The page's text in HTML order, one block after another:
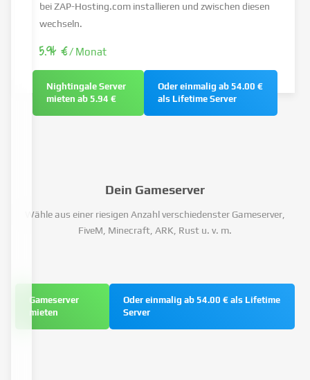
bei ZAP-Hosting.com installieren und zwischen diesen
wechseln.
5.94 €/ Monat
Nightingale Server
mieten ab 5.94 €
Oder einmalig ab 54.00 €
als Lifetime Server
Dein Gameserver
Wähle aus einer riesigen Anzahl verschiedenster Gameserver,
FiveM, Minecraft, ARK, Rust u. v. m.
Gameserver
mieten
Oder einmalig ab 54.00 € als Lifetime
Server